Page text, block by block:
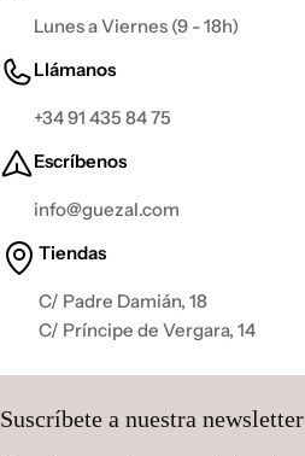
Lunes a Viernes (9 - 18h)
Llámanos
+34 91 435 84 75
Escríbenos
info@guezal.com
Tiendas
C/ Padre Damián, 18
C/ Príncipe de Vergara, 14
Suscríbete a nuestra newsletter